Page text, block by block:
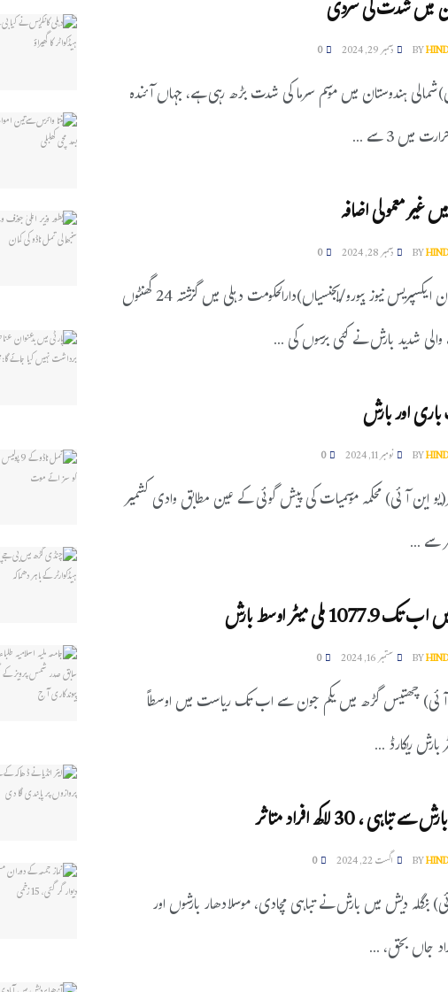
میں شدت کی سردی
BY دسمبر 29, 2024 0
ہندوستان میں موسم سرما کی شدت بڑھ رہی ہے، جہاں آئندہ
3 سے ...
غیر معمولی اضافہ
BY دسمبر 28, 2024 0
نئی دہلی(ہندوستان ایکسپریس نیوز بیورو/ایجنسیاں)دارالحکومت دہلی میں گزشتہ 24 گھنٹوں
شدید بارش نے کئی برسوں کی ...
اور بارش
BY نومبر 11, 2024 0
این آئی) محکمہ موسمیات کی پیش گوئی کے عین مطابق وادی کشمیر
سے ...
میٹر اوسط بارش
BY ستمبر 16, 2024 0
آئی) چھتیس گڑھ میں یکم جون سے اب تک ریاست میں اوسطاً
، 30 لاکھ افراد متاثر
BY اگست 22, 2024 0
بنگلہ دیش میں بارش نے تباہی مچادی، موسلادھار بارشوں اور